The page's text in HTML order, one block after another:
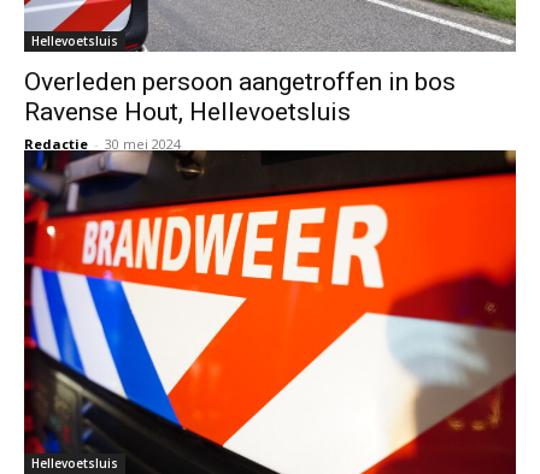
Hellevoetsluis
Overleden persoon aangetroffen in bos
Ravense Hout, Hellevoetsluis
Redactie - 30 mei 2024
Hellevoetsluis